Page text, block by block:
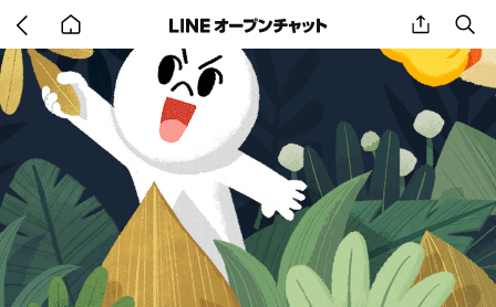
back
to
home
share